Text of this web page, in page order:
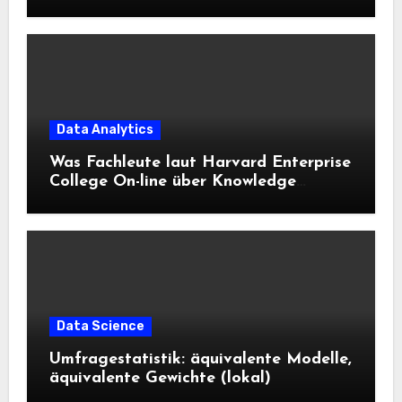
Data Analytics
Was Fachleute laut Harvard Enterprise
College On-line über Knowledge
Data Science
Umfragestatistik: äquivalente Modelle,
äquivalente Gewichte (lokal)